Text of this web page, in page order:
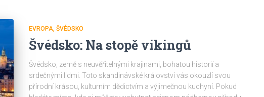
EVROPA ŠVÉDSKO
Švédsko: Na stopě vikingů
Švédsko, země s neuvěřitelnými krajinami, bohatou historií a
srdečnými lidmi. Toto skandinávské království vás okouzlí svou
přírodní krásou, kulturním dědictvím a výjimečnou kuchyní. Pokud